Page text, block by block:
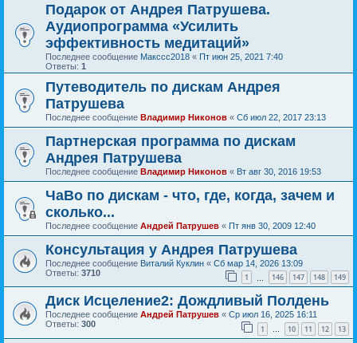
Подарок от Андрея Патрушева.
Аудиопрограмма «Усилить
эффективность медитаций»
Последнее сообщение Макссс2018 « Пт июн 25, 2021 7:40
Ответы: 1
Путеводитель по дискам Андрея
Патрушева
Последнее сообщение Владимир Никонов « Сб июл 22, 2017 23:13
Партнерская программа по дискам
Андрея Патрушева
Последнее сообщение Владимир Никонов « Вт авг 30, 2016 19:53
ЧаВо по дискам - что, где, когда, зачем и
сколько...
Последнее сообщение Андрей Патрушев « Пт янв 30, 2009 12:40
Консультация у Андрея Патрушева
Последнее сообщение Виталий Куклин « Сб мар 14, 2026 13:09
Ответы: 3710 1 146 147 148 149
Диск Исцеление2: Дождливый Полдень
Последнее сообщение Андрей Патрушев « Ср июл 16, 2025 16:11
Ответы: 300 1 … 10 11 12 13